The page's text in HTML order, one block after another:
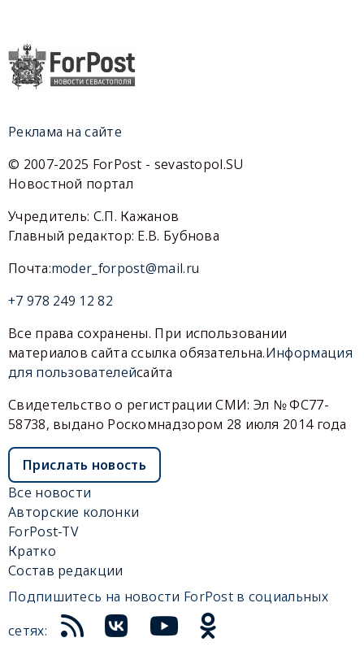
Реклама на сайте
© 2007-2025 ForPost - sevastopol.SU
Новостной портал
Учредитель: С.П. Кажанов
Главный редактор: Е.В. Бубнова
Почта:moder_forpost@mail.ru
+7 978 249 12 82
Все права сохранены. При использовании
материалов сайта ссылка обязательна.Информация
для пользователейсайта
Свидетельство о регистрации СМИ: Эл № ФС77-
58738, выдано Роскомнадзором 28 июля 2014 года
Прислать новость
Все новости
Авторские колонки
ForPost-TV
Кратко
Состав редакции
Подпишитесь на новости ForPost в социальных
сетях: